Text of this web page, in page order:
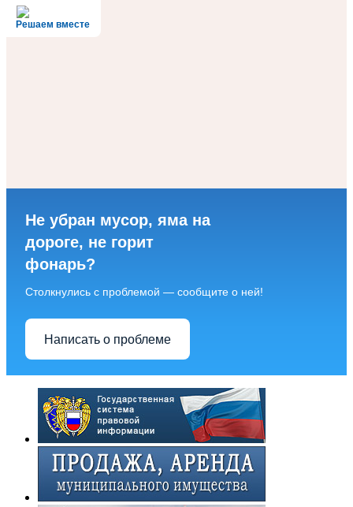
Решаем вместе
Не убран мусор, яма на
дороге, не горит
фонарь?
Столкнулись с проблемой — сообщите о ней!
Написать о проблеме